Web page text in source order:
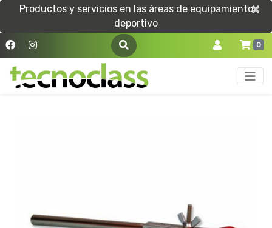
Productos y servicios en las áreas de equipamiento
deportivo
×
×
0